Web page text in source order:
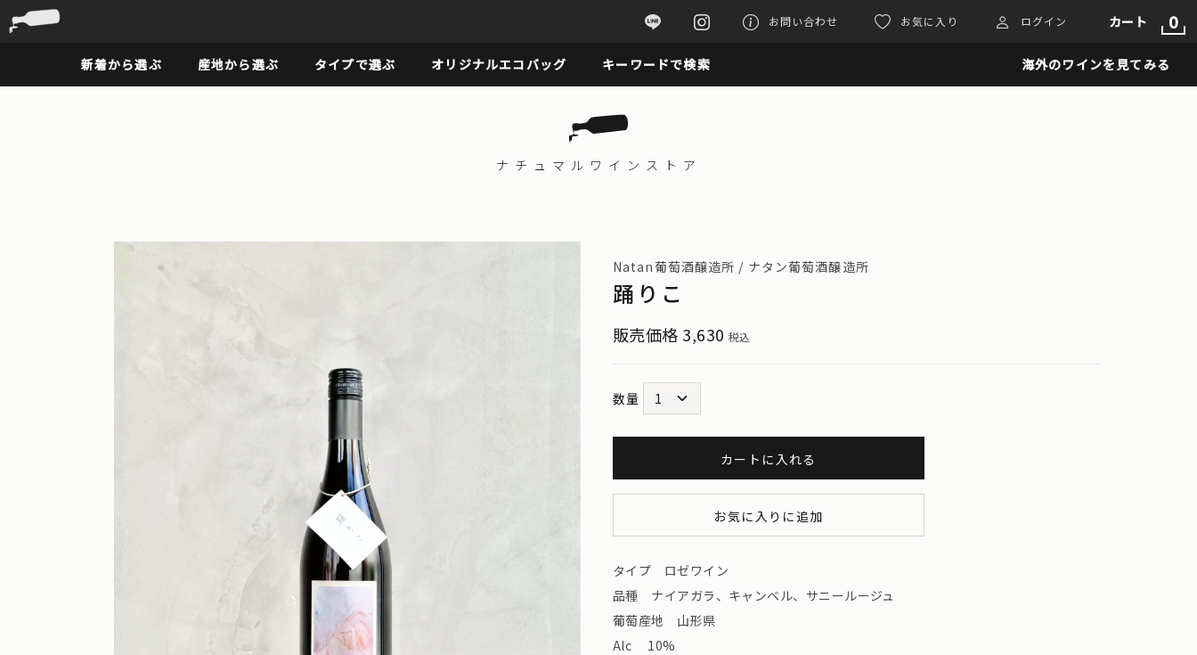
お問い合わせ お気に入り ログイン カート 0
新着から選ぶ 産地から選ぶ タイプで選ぶ オリジナルエコバッグ キーワードで検索 海外のワインを見てみる
ナチュマル ワインストア
Natan葡萄酒醸造所 / ナタン葡萄酒醸造所
踊りこ
販売価格 3,630 税込
数量
カートに入れる
お気に入りに追加
タイプ ロゼワイン
品種 ナイアガラ、キャンベル、サニールージュ
葡萄産地 山形県
Alc 10%